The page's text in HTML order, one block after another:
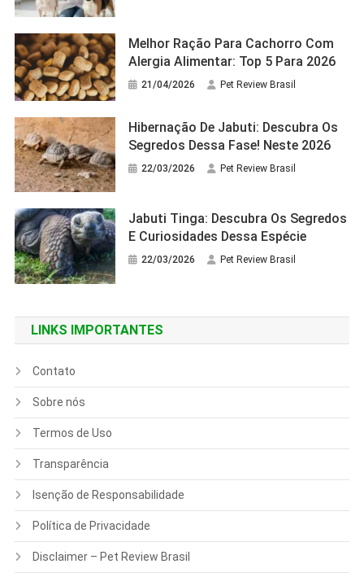
Melhor Ração Para Cachorro Com
Alergia Alimentar: Top 5 Para 2026
21/04/2026 Pet Review Brasil
Hibernação De Jabuti: Descubra Os
Segredos Dessa Fase! Neste 2026
22/03/2026 Pet Review Brasil
Jabuti Tinga: Descubra Os Segredos
E Curiosidades Dessa Espécie
22/03/2026 Pet Review Brasil
LINKS IMPORTANTES
Contato
Sobre nós
Termos de Uso
Transparência
Isenção de Responsabilidade
Política de Privacidade
Disclaimer – Pet Review Brasil